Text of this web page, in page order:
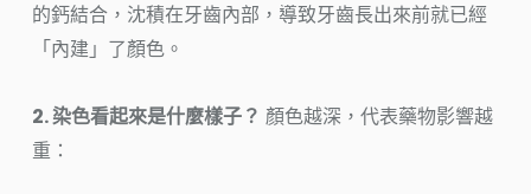
的鈣結合，沈積在牙齒內部，導致牙齒長出來前就已經
「內建」了顏色。
2. 染色看起來是什麼樣子？ 顏色越深，代表藥物影響越
重：